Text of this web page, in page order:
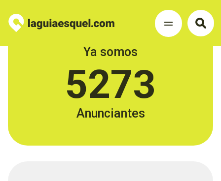
Ya somos
5273
Anunciantes